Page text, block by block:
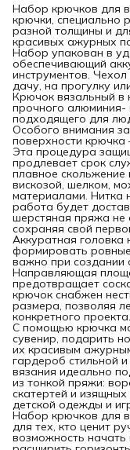
Набор крючков для
крючки, специально
разной толщины и
красивых ажурных
Набор упакован в
обеспечивающий
инструментов.
дачу, на прогулку
Крючок вязальный в
прочного алюминия-
подходящего для
Особого внимания
поверхности крючка
Эта процедура
продлевает срок
плавное
вискозой, шелком,
материалами. Нитка
работа будет
шерстяная пряжа не
сохраняя свой
Аккуратная головка
формировать
важно при
Направляющая
предотвращает
крючок снабжен
размера, позволяя
конкретного проекта.
С помощью крючка
сувенир, подарить
их красивым
гардероб стильной
вязания идеально
из тонкой пряжи:
скатертей и
детской одежды и
Набор крючков для
для тех, кто ценит
возможность начать